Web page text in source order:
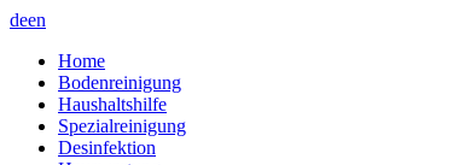
deen
Home
Bodenreinigung
Haushaltshilfe
Spezialreinigung
Desinfektion